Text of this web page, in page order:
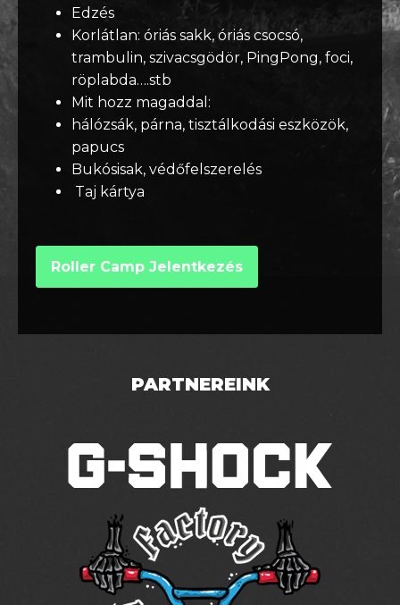
Edzés
Korlátlan: óriás sakk, óriás csocsó,
trambulin, szivacsgödör, PingPong, foci,
röplabda….stb
Mit hozz magaddal:
hálózsák, párna, tisztálkodási eszközök,
papucs
Bukósisak, védőfelszerelés
Taj kártya
Roller Camp Jelentkezés
PARTNEREINK